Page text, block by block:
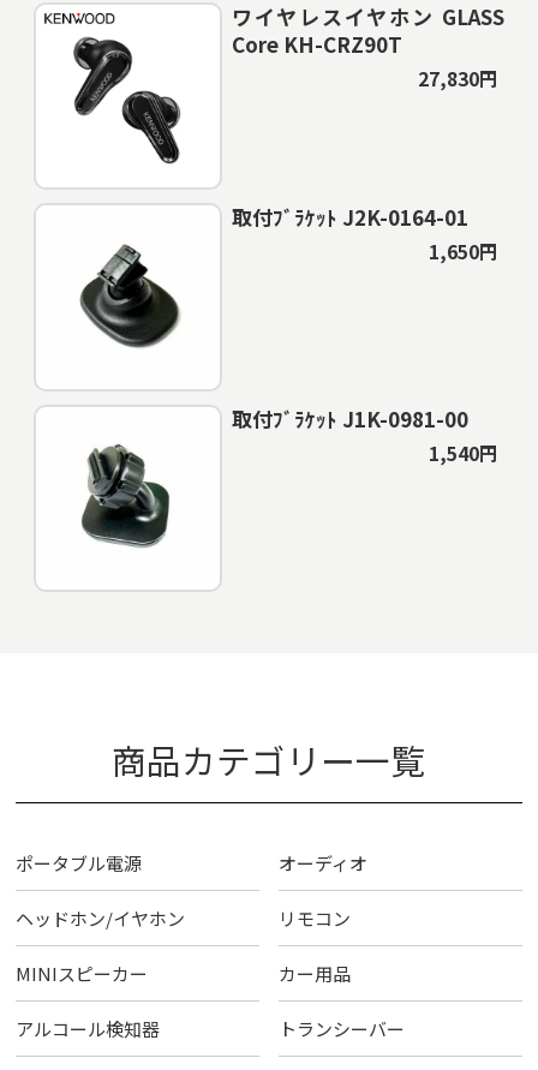
ワイヤレスイヤホン GLASS
Core KH-CRZ90T
27,830円
取付ﾌﾞﾗｹｯﾄ J2K-0164-01
1,650円
取付ﾌﾞﾗｹｯﾄ J1K-0981-00
1,540円
商品カテゴリー一覧
ポータブル電源 オーディオ
ヘッドホン/イヤホン リモコン
MINIスピーカー カー用品
アルコール検知器 トランシーバー